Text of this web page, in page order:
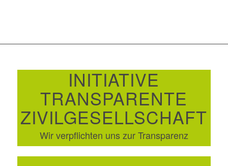
INITIATIVE
TRANSPARENTE
ZIVILGESELLSCHAFT
Wir verpflichten uns zur Transparenz